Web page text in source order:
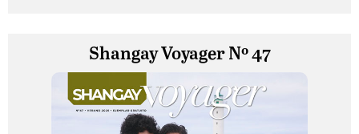
Shangay Voyager Nº 47